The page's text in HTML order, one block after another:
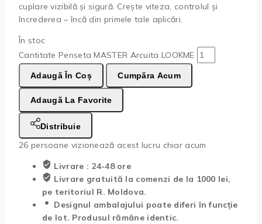
cuplare vizibilă și sigură. Crește viteza, controlul și
încrederea – încă din primele tale aplicări.
În stoc
Cantitate Penseta MASTER Arcuita LOOKME
Adaugă În Coș Cumpăra Acum
Adaugă La Favorite
Distribuie
26 persoane vizionează acest lucru chiar acum
Livrare : 24-48 ore
Livrare gratuită la comenzi de la 1000 lei,
pe teritoriul R. Moldova.
Designul ambalajului poate diferi în funcție
de lot. Produsul rămâne identic.